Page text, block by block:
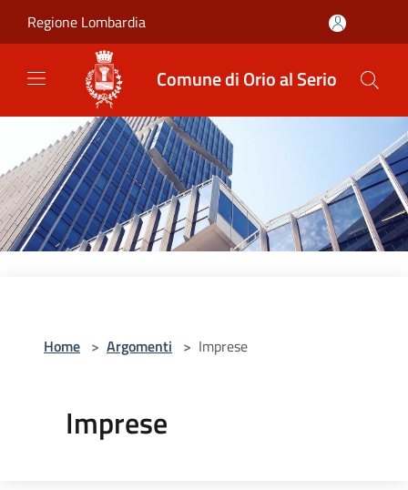
Regione Lombardia
Comune di Orio al Serio
Home > Argomenti > Imprese
Imprese